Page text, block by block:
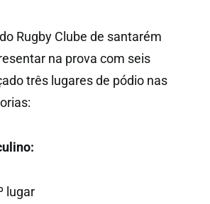
Rugby Clube de santarém
na prova com seis
três lugares de pódio nas
lugar